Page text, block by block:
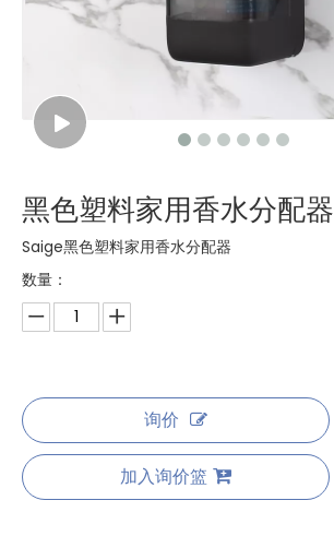
黑色塑料家用香水分配器
Saige黑色塑料家用香水分配器
数量：
询价
加入询价篮